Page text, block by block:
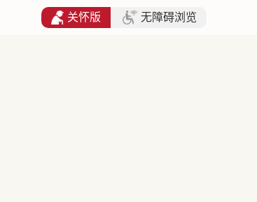
关怀版 无障碍浏览